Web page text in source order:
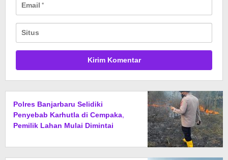
Polres Banjarbaru Selidiki
Penyebab Karhutla di Cempaka,
Pemilik Lahan Mulai Dimintai